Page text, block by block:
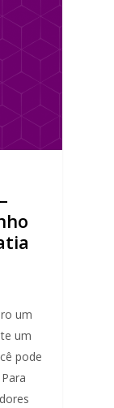
um
um
pode